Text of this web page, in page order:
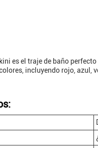
es el traje de baño
incluyendo rojo, azul,